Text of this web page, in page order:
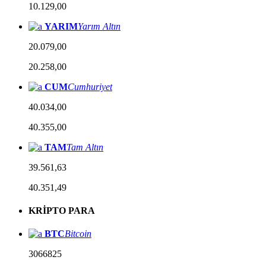
10.129,00
YARIMYarım Altın
20.079,00
20.258,00
CUMCumhuriyet
40.034,00
40.355,00
TAMTam Altın
39.561,63
40.351,49
KRİPTO PARA
BTCBitcoin
3066825